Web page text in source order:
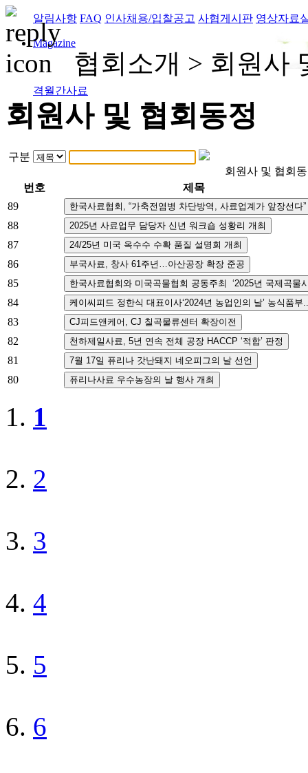
알림사항 FAQ 인사채용/입찰공고 사협게시판 영상자료
Magazine
격월간사료
협회소개 > 회원사
회원사 및 협회동정
구분
회원사 및 협회
번호
제목
89
88
87
86
85
84
83
82
81
80
1
2
3
4
5
6